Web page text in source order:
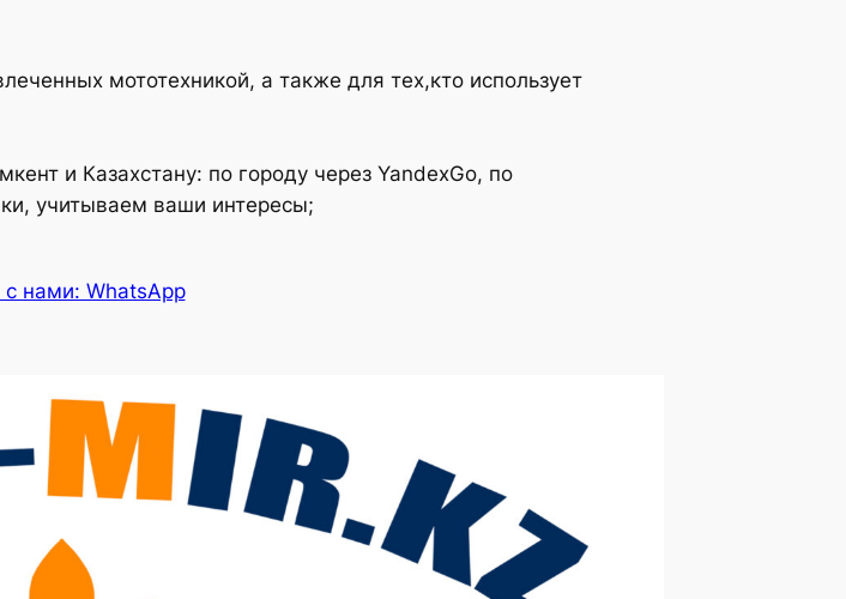
мототехникой, а также для тех,кто использует
и Казахстану: по городу через YandexGo, по
учитываем ваши интересы;
с нами: WhatsApp